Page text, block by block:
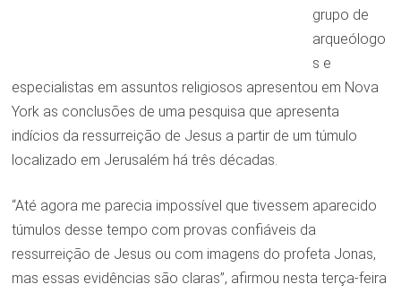
grupo de
arqueólogo
s e
especialistas em assuntos religiosos apresentou em Nova
York as conclusões de uma pesquisa que apresenta
indícios da ressurreição de Jesus a partir de um túmulo
localizado em Jerusalém há três décadas.
“Até agora me parecia impossível que tivessem aparecido
túmulos desse tempo com provas confiáveis da
ressurreição de Jesus ou com imagens do profeta Jonas,
mas essas evidências são claras”, afirmou nesta terça-feira